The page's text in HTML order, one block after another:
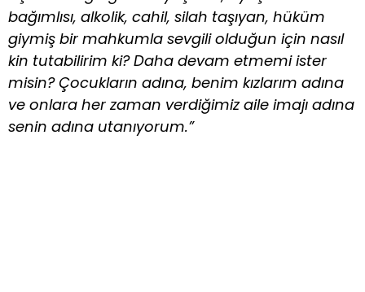
bağımlısı, alkolik, cahil, silah taşıyan, hüküm
giymiş bir mahkumla sevgili olduğun için nasıl
kin tutabilirim ki? Daha devam etmemi ister
misin? Çocukların adına, benim kızlarım adına
ve onlara her zaman verdiğimiz aile imajı adına
senin adına utanıyorum.”